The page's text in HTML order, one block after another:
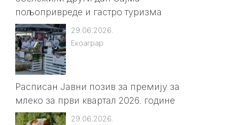
пољопривреде и гастро туризма
29.06.2026.
Екоаграр
Расписан Јавни позив за премију за
млеко за први квартал 2026. године
29.06.2026.